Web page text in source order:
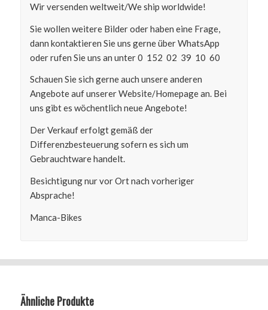
Wir versenden weltweit/We ship worldwide!
Sie wollen weitere Bilder oder haben eine Frage,
dann kontaktieren Sie uns gerne über WhatsApp
oder rufen Sie uns an unter 0 152 02 39 10 60
Schauen Sie sich gerne auch unsere anderen
Angebote auf unserer Website/Homepage an. Bei
uns gibt es wöchentlich neue Angebote!
Der Verkauf erfolgt gemäß der
Differenzbesteuerung sofern es sich um
Gebrauchtware handelt.
Besichtigung nur vor Ort nach vorheriger
Absprache!
Manca-Bikes
Ähnliche Produkte